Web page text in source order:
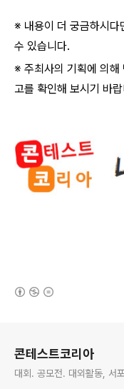
※ 내용이 더 궁금하시다
수 있습니다.
※ 주최사의 기획에 의해
고를 확인해 보시기 바
콘테스트코리아
대회. 공모전. 대외활동, 서